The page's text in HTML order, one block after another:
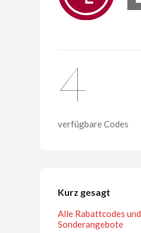
4
verfügbare Codes
Kurz gesagt
Alle Rabattcodes und
Sonderangebote